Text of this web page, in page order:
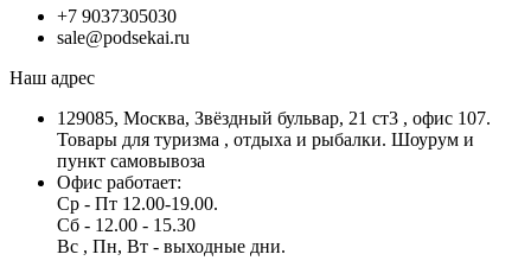
+7 9037305030
sale@podsekai.ru
Наш адрес
129085, Москва, Звёздный бульвар, 21 ст3 , офис 107.
Товары для туризма , отдыха и рыбалки. Шоурум и
пункт самовывоза
Офис работает:
Ср - Пт 12.00-19.00.
Сб - 12.00 - 15.30
Вс , Пн, Вт - выходные дни.